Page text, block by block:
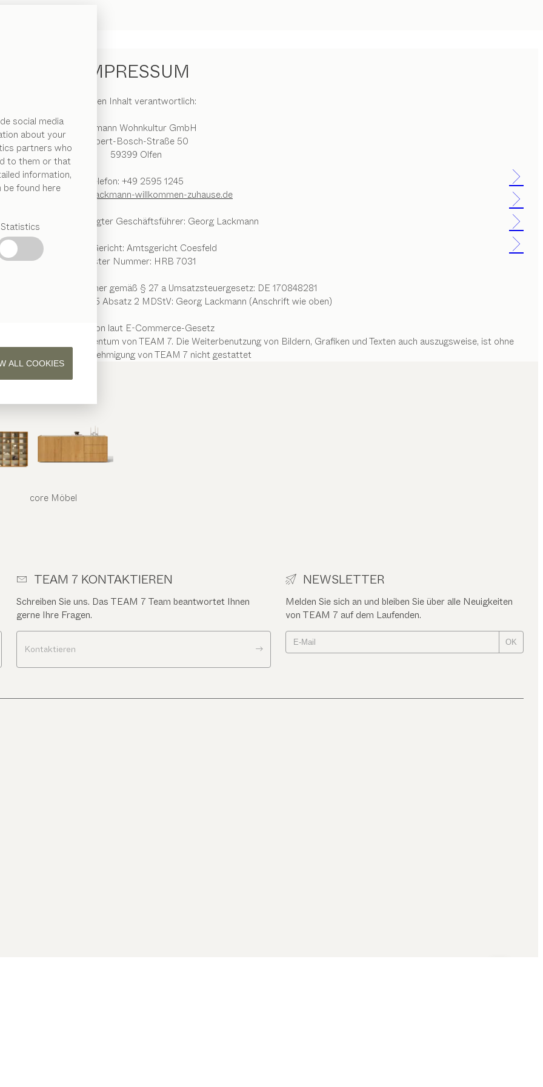
social media
about your
partners who
to them or that
information,
found here
Statistics
ALL COOKIES
core Möbel
IMPRESSUM
Für den Inhalt verantwortlich:
Lackmann Wohnkultur GmbH
Robert-Bosch-Straße 50
59399 Olfen
Telefon: +49 2595 1245
E-Mail:
info@lackmann-willkommen-zuhause.de
Vertretungsberechtigter Geschäftsführer: Georg Lackmann
Register Gericht: Amtsgericht Coesfeld
Register Nummer: HRB 7031
Identifikationsnummer gemäß § 27 a Umsatzsteuergesetz: DE 170848281
gemäß § 55 Absatz 2 MDStV: Georg Lackmann (Anschrift wie oben)
Information laut E-Commerce-Gesetz
werden, sind Eigentum von TEAM 7. Die Weiterbenutzung von Bildern, Grafiken und Texten auch auszugsweise, ist ohne
ausdrückliche Genehmigung von TEAM 7 nicht gestattet
TEAM 7 KONTAKTIEREN
Schreiben Sie uns. Das TEAM 7 Team beantwortet Ihnen
gerne Ihre Fragen.
Kontaktieren
NEWSLETTER
Melden Sie sich an und bleiben Sie über alle Neuigkeiten
von TEAM 7 auf dem Laufenden.
OK